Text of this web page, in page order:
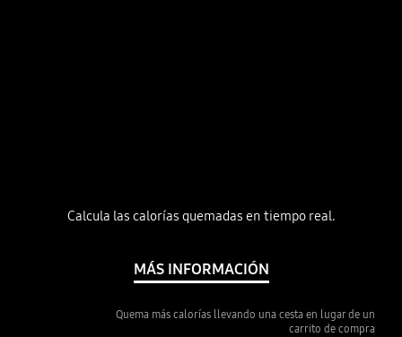
Calcula las calorías quemadas en tiempo real.
MÁS INFORMACIÓN
Quema más calorías llevando una cesta en lugar de un
carrito de compra